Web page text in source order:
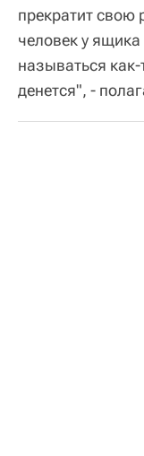
прекратит свою
человек у
называться
денется", -